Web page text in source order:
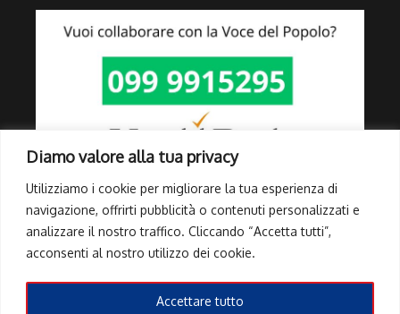
Diamo valore alla tua privacy
Utilizziamo i cookie per migliorare la tua esperienza di
navigazione, offrirti pubblicità o contenuti personalizzati e
analizzare il nostro traffico. Cliccando “Accetta tutti”,
acconsenti al nostro utilizzo dei cookie.
Accettare tutto
Link Utili